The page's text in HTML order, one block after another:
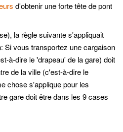
d'obtenir une forte tête de pont
la règle suivante s'appliquait
Si vous transportez une cargaison
à-dire le 'drapeau' de la gare) doit
de la ville (c'est-à-dire le
chose s'applique pour les
gare doit être dans les 9 cases